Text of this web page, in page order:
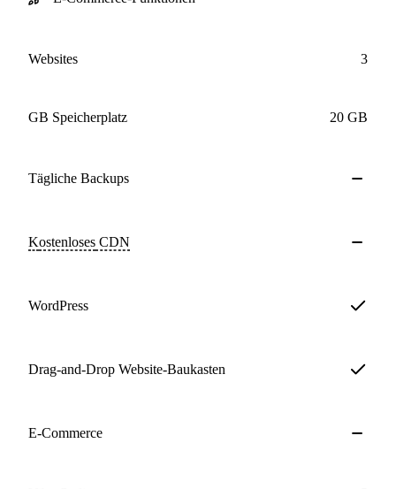
Websites 3
GB Speicherplatz 20 GB
Tägliche Backups
Kostenloses CDN
WordPress
Drag-and-Drop Website-Baukasten
E-Commerce